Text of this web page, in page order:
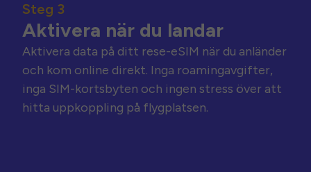
Steg 3
Aktivera när du landar
Aktivera data på ditt rese-eSIM när du anländer
och kom online direkt. Inga roamingavgifter,
inga SIM-kortsbyten och ingen stress över att
hitta uppkoppling på flygplatsen.